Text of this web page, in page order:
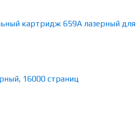
картридж 659A лазерный для